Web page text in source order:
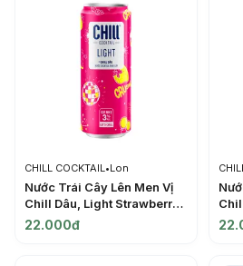
CHILL COCKTAIL•Lon
Nước Trái Cây Lên Men Vị
Chill Dâu, Light Strawberry
& Vodka, 3% (330ml) -
22.000đ